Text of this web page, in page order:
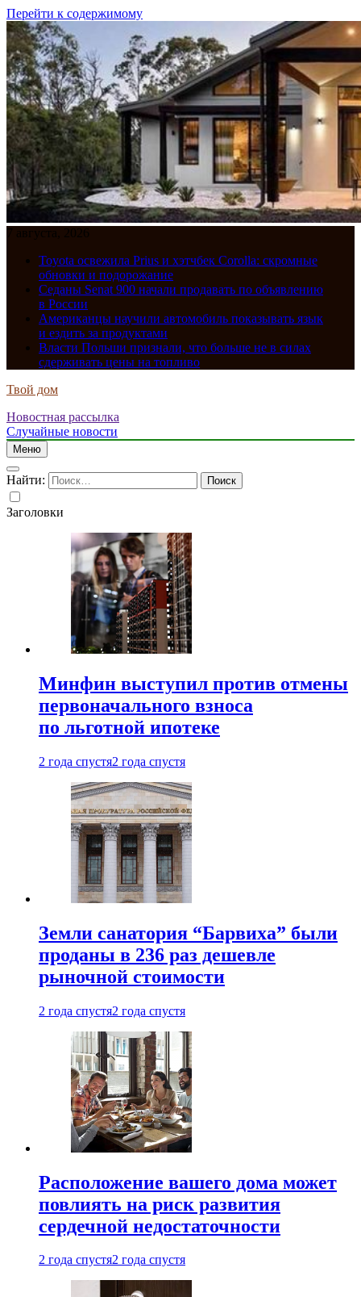
Перейти к содержимому
7 августа, 2026
Toyota освежила Prius и хэтчбек Corolla: скромные
обновки и подорожание
Седаны Senat 900 начали продавать по объявлению
в России
Американцы научили автомобиль показывать язык
и ездить за продуктами
Власти Польши признали, что больше не в силах
сдерживать цены на топливо
Твой дом
Новостная рассылка
Случайные новости
Меню
Найти:
Заголовки
Минфин выступил против отмены
первоначального взноса
по льготной ипотеке
2 года спустя2 года спустя
Земли санатория “Барвиха” были
проданы в 236 раз дешевле
рыночной стоимости
2 года спустя2 года спустя
Расположение вашего дома может
повлиять на риск развития
сердечной недостаточности
2 года спустя2 года спустя